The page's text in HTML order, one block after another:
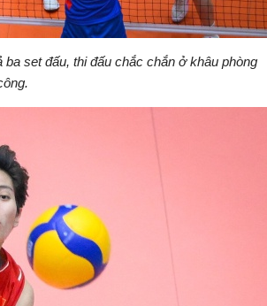
set đấu, thi đấu chắc chắn ở khâu phòng